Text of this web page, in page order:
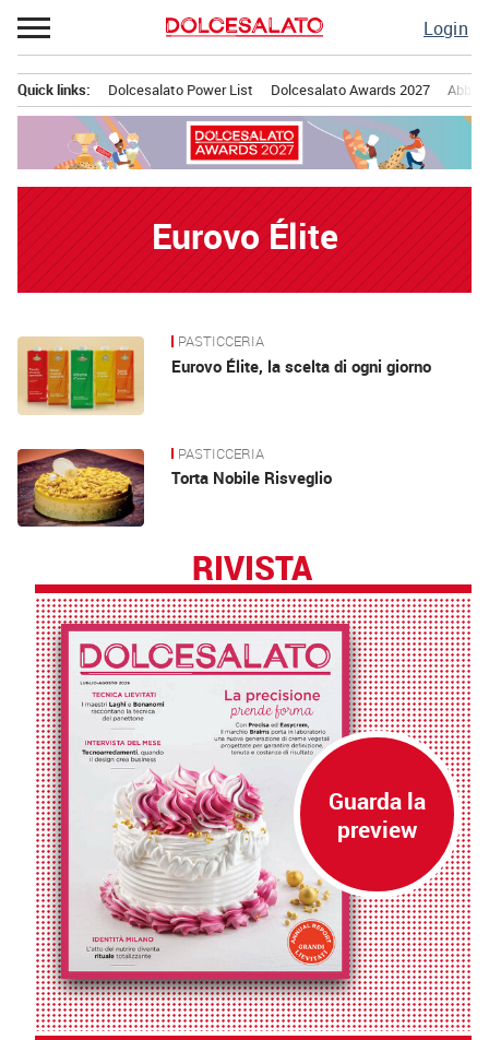
Passa
al
Login
principale
Quick links: Dolcesalato Power List Dolcesalato Awards 2027
Eurovo Élite
News PASTICCERIA
Eurovo Élite, la scelta di ogni giorno
PASTICCERIA
Torta Nobile Risveglio
RIVISTA